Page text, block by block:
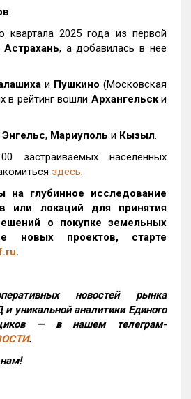
квартала 2025 года из первой
Астрахань, а добавилась в нее
и Пушкино (Московская
в рейтинг вошли Архангельски
Энгельс, Мариуполь и Кызыл.
застраиваемых населенных
здесь.
на глубинное исследование
или локаций для принятия
о покупке земельных
новых проектов, старте
.
новостей рынка
уникальной аналитики Единого
— в нашем телеграм-
.